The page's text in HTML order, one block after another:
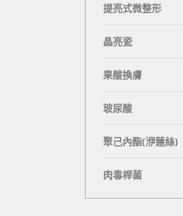
提亮式微整形
晶亮瓷
果酸換膚
玻尿酸
聚己內酯(洢蓮絲)
肉毒桿菌